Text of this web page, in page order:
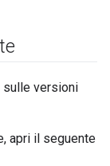
sulle versioni
apri il seguente